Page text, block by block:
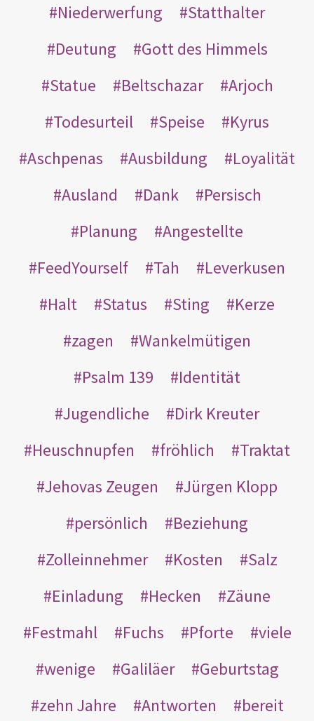
Niederwerfung
Statthalter
Deutung
Gott des Himmels
Statue
Beltschazar
Arjoch
Todesurteil
Speise
Kyrus
Aschpenas
Ausbildung
Loyalität
Ausland
Dank
Persisch
Planung
Angestellte
FeedYourself
Tah
Leverkusen
Halt
Status Sting
Kerze
zagen
Wankelmütigen
Psalm 139
Identität
Jugendliche
Dirk Kreuter
Heuschnupfen
fröhlich
Traktat
Jehovas Zeugen
Jürgen Klopp
persönlich
Beziehung
Zolleinnehmer
Kosten
Salz
Einladung
Hecken
Zäune
Festmahl
Fuchs Pforte
viele
wenige
Galiläer
Geburtstag
zehn Jahre
Antworten bereit